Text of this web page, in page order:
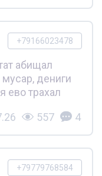
+79166023478
абищал
мусар, дениги
ево трахал
557 4
+79779768584